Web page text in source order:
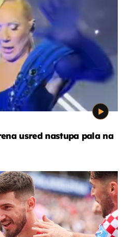
usred nastupa pala na